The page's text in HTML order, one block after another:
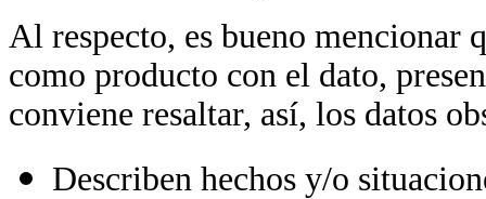
Al respecto, es bueno mencionar
como producto con el dato,
conviene resaltar, así, los datos
Describen hechos y/o